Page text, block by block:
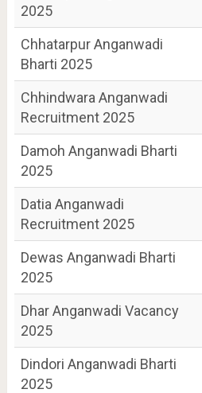
2025
Chhatarpur Anganwadi
Bharti 2025
Chhindwara Anganwadi
Recruitment 2025
Damoh Anganwadi Bharti
2025
Datia Anganwadi
Recruitment 2025
Dewas Anganwadi Bharti
2025
Dhar Anganwadi Vacancy
2025
Dindori Anganwadi Bharti
2025